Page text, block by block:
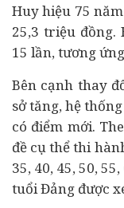
Huy hiệu 75
25,3 triệu
15 lần, tương
Bên cạnh thay
sở tăng, hệ
có điểm mới.
đề cụ thể thi
35, 40, 45, 50,
tuổi Đảng được